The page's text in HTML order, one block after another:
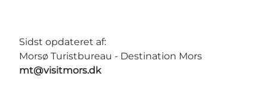
Sidst opdateret af:
Morsø Turistbureau - Destination Mors
mt@visitmors.dk